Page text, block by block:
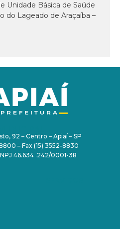
Unidade Básica de Saúde
do Lageado de Araçaíba –
92 – Centro – Apiaí – SP
– Fax (15) 3552-8830
46.634 .242/0001-38